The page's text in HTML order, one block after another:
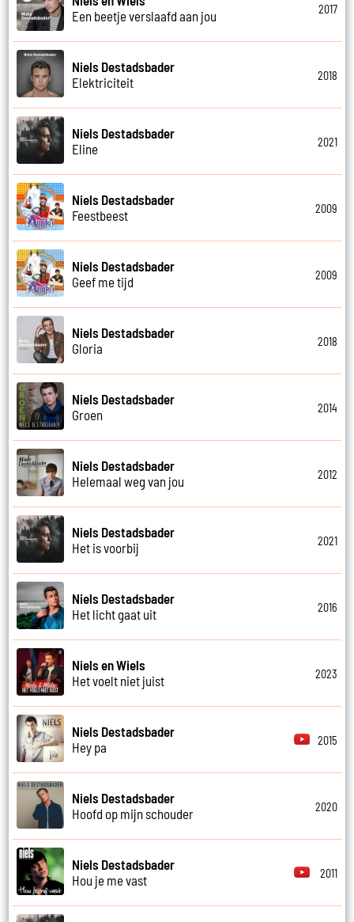
Een beetje verslaafd aan jou
2017
Niels Destadsbader
Elektriciteit
2018
Niels Destadsbader
Eline
2021
Niels Destadsbader
Feestbeest
2009
Niels Destadsbader
Geef me tijd
2009
Niels Destadsbader
Gloria
2018
Niels Destadsbader
Groen
2014
Niels Destadsbader
Helemaal weg van jou
2012
Niels Destadsbader
Het is voorbij
2021
Niels Destadsbader
Het licht gaat uit
2016
Niels en Wiels
Het voelt niet juist
2023
Niels Destadsbader
Hey pa
2015
Niels Destadsbader
Hoofd op mijn schouder
2020
Niels Destadsbader
Hou je me vast
2011